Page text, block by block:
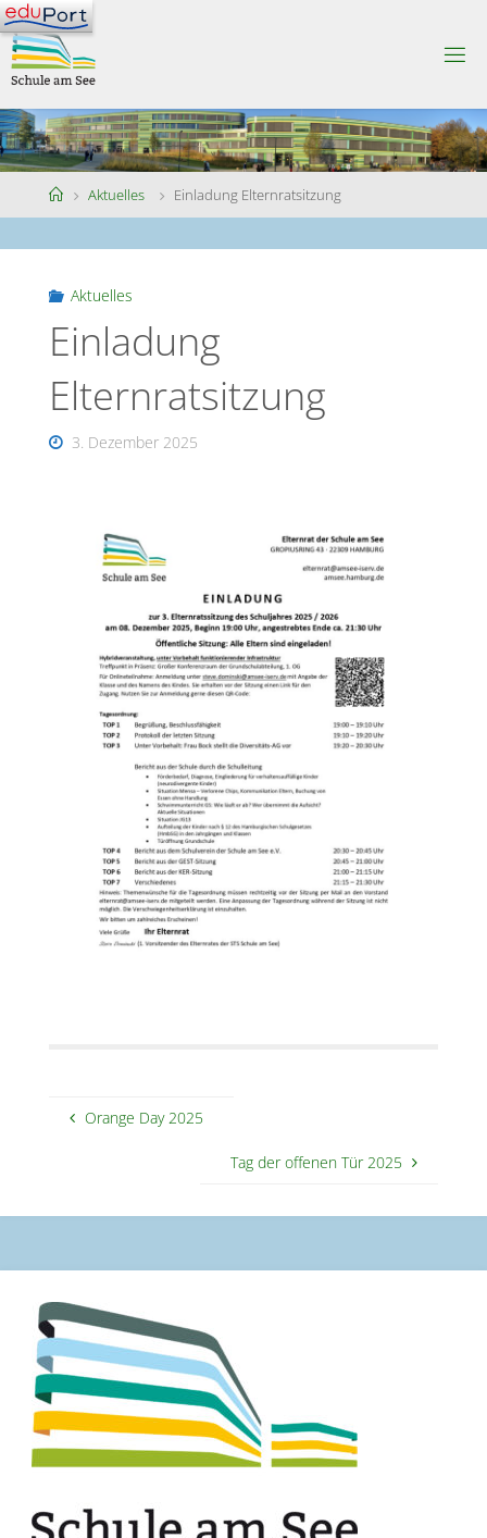
Skip
to
content
CHU
LEA
MS
EE
HomeAktuelles Einladung Elternratsitzung
Aktuelles
Einladung
Elternratsitzung
3. Dezember 2025
Orange Day 2025
Tag der offenen Tür 2025